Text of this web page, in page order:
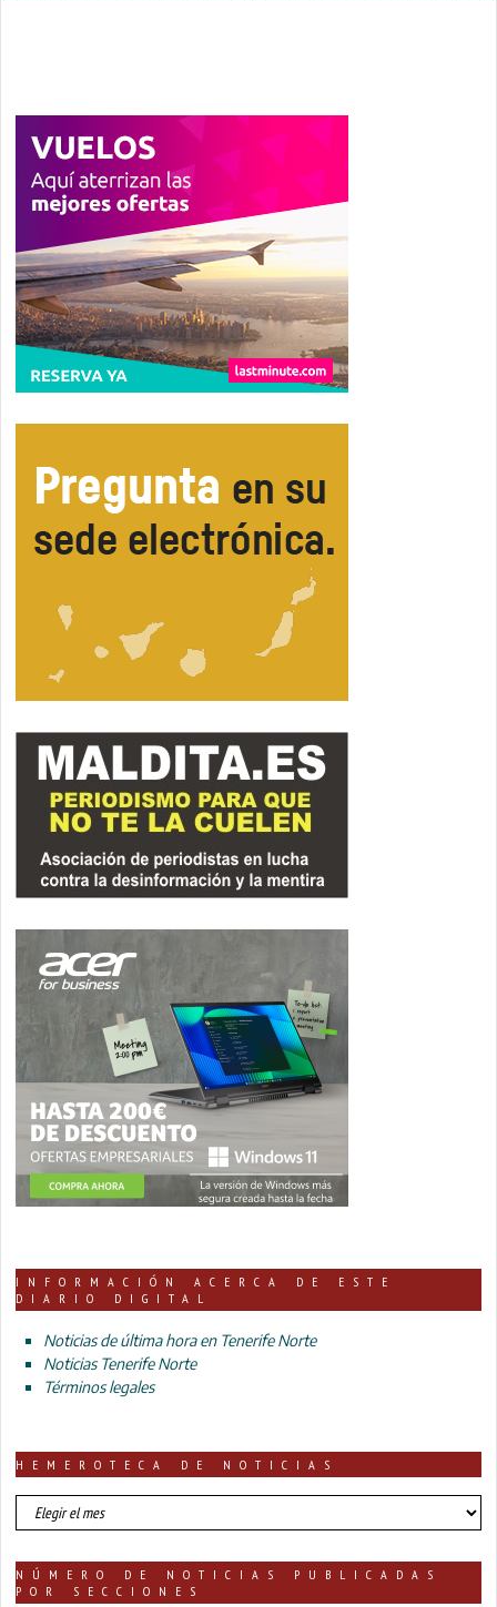
INFORMACIÓN ACERCA DE ESTE
DIARIO DIGITAL
Noticias de última hora en Tenerife Norte
Noticias Tenerife Norte
Términos legales
HEMEROTECA DE NOTICIAS
HEMEROTECA
DE
NÚMERO DE NOTICIAS PUBLICADAS
POR SECCIONES